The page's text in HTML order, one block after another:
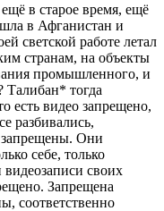
в старое время, ещё
в Афганистан и
светской работе летал
странам, на объекты
промышленного, и
Талибан* тогда
есть видео запрещено,
разбивались,
запрещены. Они
себе, только
видеозаписи своих
Запрещена
соответственно